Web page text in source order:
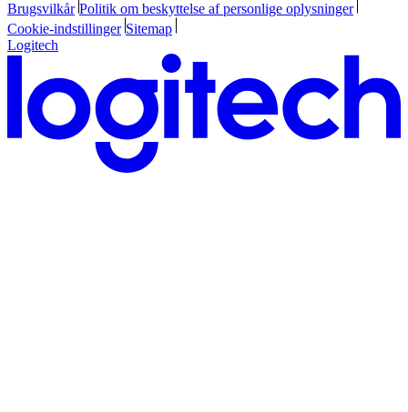
Brugsvilkår Politik om beskyttelse af personlige oplysninger
Cookie-indstillinger Sitemap
Logitech